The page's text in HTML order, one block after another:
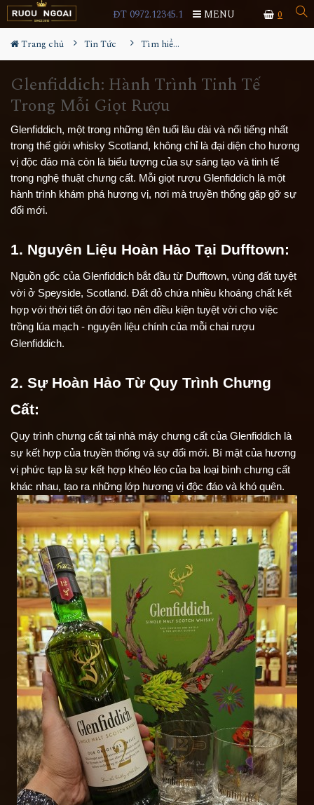
0
ĐT 0972.12345.1 MENU
Trang chủ Tin Tức Tìm hiểu về rượu
Glenfiddich: Hành Trình Tinh Tế
Trong Mỗi Giọt Rượu
Glenfiddich, một trong những tên tuổi lâu dài và nổi tiếng nhất
trong thế giới whisky Scotland, không chỉ là đại diện cho hương
vị độc đáo mà còn là biểu tượng của sự sáng tạo và tinh tế
trong nghệ thuật chưng cất. Mỗi giọt rượu Glenfiddich là một
hành trình khám phá hương vị, nơi mà truyền thống gặp gỡ sự
đổi mới.
1. Nguyên Liệu Hoàn Hảo Tại Dufftown:
Nguồn gốc của Glenfiddich bắt đầu từ Dufftown, vùng đất tuyệt
vời ở Speyside, Scotland. Đất đỏ chứa nhiều khoáng chất kết
hợp với thời tiết ôn đới tạo nên điều kiện tuyệt vời cho việc
trồng lúa mạch - nguyên liệu chính của mỗi chai rượu
Glenfiddich.
2. Sự Hoàn Hảo Từ Quy Trình Chưng
Cất:
Quy trình chưng cất tại nhà máy chưng cất của Glenfiddich là
sự kết hợp của truyền thống và sự đổi mới. Bí mật của hương
vị phức tạp là sự kết hợp khéo léo của ba loại bình chưng cất
khác nhau, tạo ra những lớp hương vị độc đáo và khó quên.